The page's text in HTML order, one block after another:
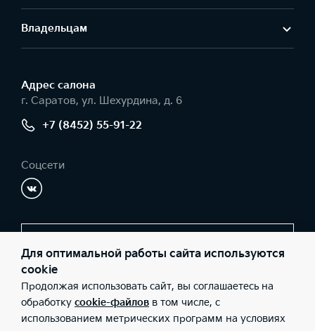
Владельцам
Адрес салонa
г. Саратов, ул. Шехурдина, д. 6
+7 (8452) 55-91-22
Соцсети
© 2026 Юридические лица ООО «АвтоФорум» (Фактический
адрес: г. Саратов, ул. Шехурдина, д. 6; Телефон: +7 (8452) 55-91-
22; ИНН: 6452093700; ОГРН: 1046405032519), ООО «Киа Россия
Для оптимальной работы сайта используются
cookie
Продолжая использовать сайт, вы соглашаетесь на
обработку cookie-файлов в том числе, с
использованием метрических программ на условиях